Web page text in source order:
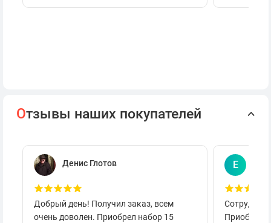
Отзывы наших покупателей
Денис Глотов
Добрый день! Получил заказ, всем
очень доволен. Приобрел набор 15
Е